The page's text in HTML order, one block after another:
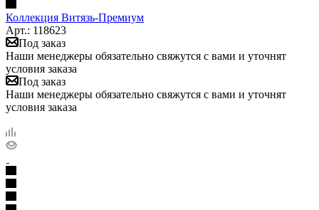
Коллекция Витязь-Премиум
Арт.: 118623
Под заказ
Наши менеджеры обязательно свяжутся с вами и уточнят
условия заказа
Под заказ
Наши менеджеры обязательно свяжутся с вами и уточнят
условия заказа